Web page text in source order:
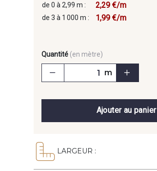
de 0 à 2,99 m :
2,29 €/m
de 3 à 1 000 m : 1,99 €/m
Quantité (en mètre)
m
Ajouter au panier
LARGEUR :